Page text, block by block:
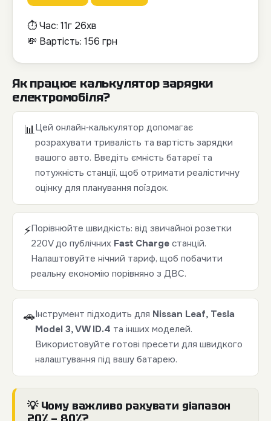
⏱ Час: 11г 26хв
💸 Вартість: 156 грн
Як працює калькулятор зарядки
електромобіля?
📊Цей онлайн‑калькулятор допомагає
розрахувати тривалість та вартість зарядки
вашого авто. Введіть ємність батареї та
потужність станції, щоб отримати реалістичну
оцінку для планування поїздок.
⚡Порівнюйте швидкість: від звичайної розетки
220V до публічних Fast Charge станцій.
Налаштовуйте нічний тариф, щоб побачити
реальну економію порівняно з ДВС.
🚗Інструмент підходить для Nissan Leaf, Tesla
Model 3, VW ID.4 та інших моделей.
Використовуйте готові пресети для швидкого
налаштування під вашу батарею.
💡 Чому важливо рахувати діапазон
20% — 80%?